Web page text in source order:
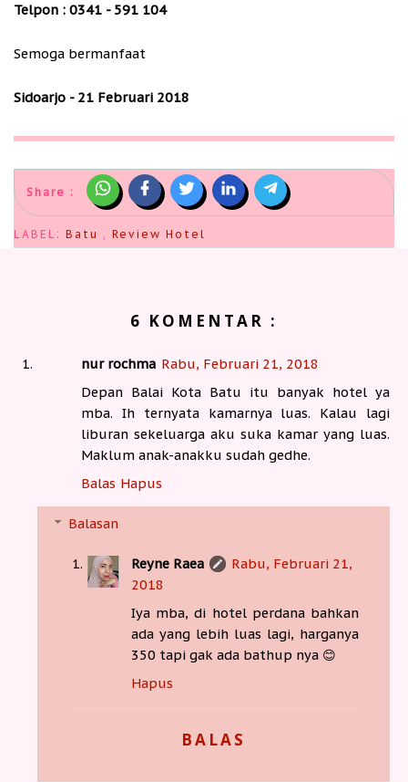
Telpon : 0341 - 591 104
Semoga bermanfaat
Sidoarjo - 21 Februari 2018
Share :
LABEL: Batu , Review Hotel
6 KOMENTAR :
nur rochma Rabu, Februari 21, 2018
Depan Balai Kota Batu itu banyak hotel ya
mba. Ih ternyata kamarnya luas. Kalau lagi
liburan sekeluarga aku suka kamar yang luas.
Maklum anak-anakku sudah gedhe.
Balas Hapus
Balasan
Reyne Raea
Rabu, Februari 21,
2018
Iya mba, di hotel perdana bahkan
ada yang lebih luas lagi, harganya
350 tapi gak ada bathup nya 😊
Hapus
BALAS